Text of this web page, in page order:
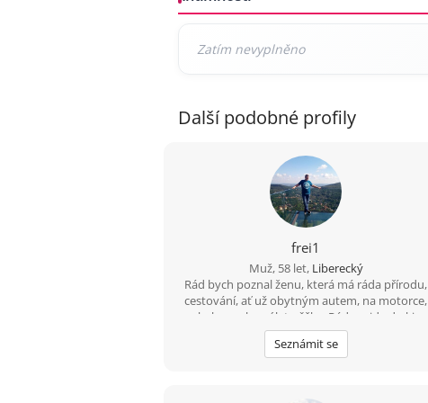
Další podobné profily
frei1
Muž, 58 let, Liberecký
Rád bych poznal ženu, která má ráda přírodu,
cestování, ať už obytným autem, na motorce,
na kole a nebo výlet pěšky. Ráda zajde do kina.
Nebo na dovolenou k moři. Možností je mnoho.
Seznámit se